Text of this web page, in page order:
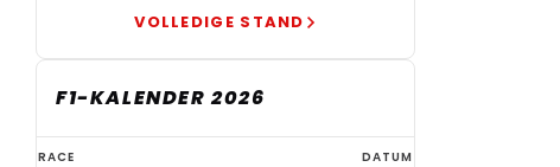
VOLLEDIGE STAND
F1-KALENDER 2026
F1-
RACE DATUM